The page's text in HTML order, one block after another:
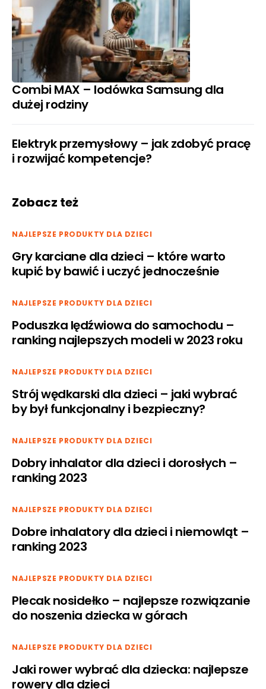
Combi MAX – lodówka Samsung dla
dużej rodziny
Elektryk przemysłowy – jak zdobyć pracę
i rozwijać kompetencje?
Zobacz też
NAJLEPSZE PRODUKTY DLA DZIECI
Gry karciane dla dzieci – które warto
kupić by bawić i uczyć jednocześnie
NAJLEPSZE PRODUKTY DLA DZIECI
Poduszka lędźwiowa do samochodu –
ranking najlepszych modeli w 2023 roku
NAJLEPSZE PRODUKTY DLA DZIECI
Strój wędkarski dla dzieci – jaki wybrać
by był funkcjonalny i bezpieczny?
NAJLEPSZE PRODUKTY DLA DZIECI
Dobry inhalator dla dzieci i dorosłych –
ranking 2023
NAJLEPSZE PRODUKTY DLA DZIECI
Dobre inhalatory dla dzieci i niemowląt –
ranking 2023
NAJLEPSZE PRODUKTY DLA DZIECI
Plecak nosidełko – najlepsze rozwiązanie
do noszenia dziecka w górach
NAJLEPSZE PRODUKTY DLA DZIECI
Jaki rower wybrać dla dziecka: najlepsze
rowery dla dzieci